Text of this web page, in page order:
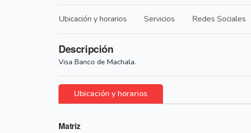
Ubicación y horarios Servicios Redes Sociales
Descripción
Visa Banco de Machala.
Ubicación y horarios
Matriz